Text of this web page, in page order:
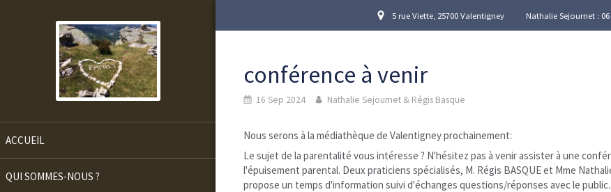
ACCUEIL
QUI SOMMES-NOUS ?
5 rue Viette, 25700 Valentigney Nathalie Sejournet :
conférence à venir
16 Sep 2024 Nathalie Sejournet & Régis Basque
Nous serons à la médiathèque de Valentigney prochainement:
Le sujet de la parentalité vous intéresse ? N'hésitez pas à venir assister à une
l'épuisement parental. Deux praticiens spécialisés, M. Régis BASQUE et Mme
propose un temps d'information suivi d'échanges questions/réponses avec le